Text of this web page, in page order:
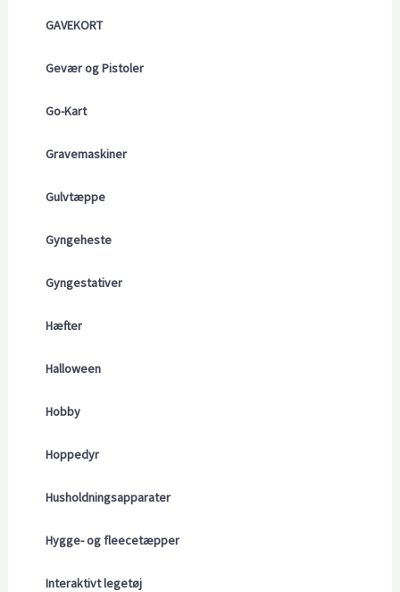
GAVEKORT
Gevær og Pistoler
Go-Kart
Gravemaskiner
Gulvtæppe
Gyngeheste
Gyngestativer
Hæfter
Halloween
Hobby
Hoppedyr
Husholdningsapparater
Hygge- og fleecetæpper
Interaktivt legetøj